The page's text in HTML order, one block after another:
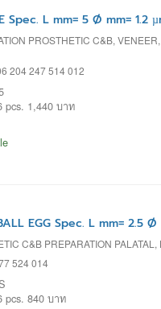
Spec. L mm= 5 Ø mm= 1.2
PROSTHETIC C&B,
204 247 514 012
pcs. 1,440 บาท
EGG Spec. L mm= 2.5
C&B PREPARATION
524 014
pcs. 840 บาท